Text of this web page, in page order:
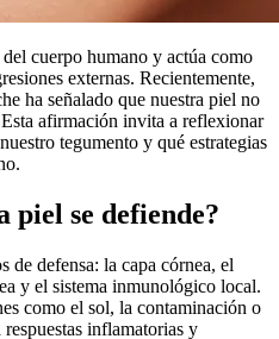
cuerpo humano y actúa como
externas. Recientemente,
ha señalado que nuestra piel no
afirmación invita a reflexionar
tegumento y qué estrategias
piel se defiende?
de defensa: la capa córnea, el
y el sistema inmunológico local.
como el sol, la contaminación o
inflamatorias y